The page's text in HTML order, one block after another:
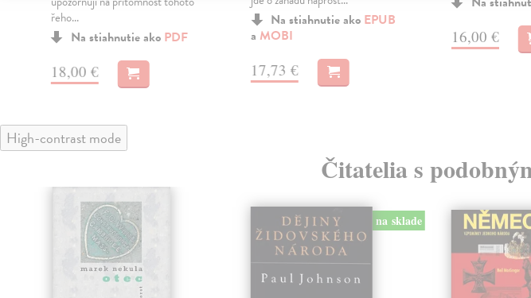
řeho...
Na stiahnutie ako PDF
18,00 €
Na stiahnutie ako EPUB
a MOBI
17,73 €
16,00 €
High-contrast mode
Čitatelia s
na sklade